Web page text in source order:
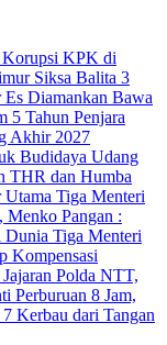
Korupsi KPK di
Siksa Balita 3
Es Diamankan Bawa
5 Tahun Penjara
Akhir 2027
Budidaya Udang
THR dan Humba
Tiga Menteri
Pangan :
Dunia Tiga Menteri
Kompensasi
Polda NTT,
Perburuan 8 Jam,
Kerbau dari Tangan